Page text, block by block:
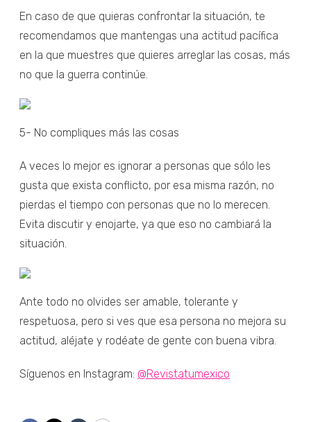
En caso de que quieras confrontar la situación, te
recomendamos que mantengas una actitud pacífica
en la que muestres que quieres arreglar las cosas, más
no que la guerra continúe.
5- No compliques más las cosas
A veces lo mejor es ignorar a personas que sólo les
gusta que exista conflicto, por esa misma razón, no
pierdas el tiempo con personas que no lo merecen.
Evita discutir y enojarte, ya que eso no cambiará la
situación.
Ante todo no olvides ser amable, tolerante y
respetuosa, pero si ves que esa persona no mejora su
actitud, aléjate y rodéate de gente con buena vibra.
Síguenos en Instagram: @Revistatumexico